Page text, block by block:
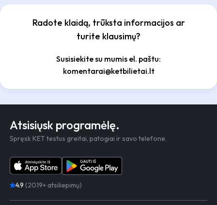
Radote klaidą, trūksta informacijos ar
turite klausimų?
Susisiekite su mumis el. paštu:
komentarai@ketbilietai.lt
Atsisiųsk programėlę.
Spręsk KET testus greitai, patogiai ir savo telefone.
4.9 (2019+ atsiliepimų)